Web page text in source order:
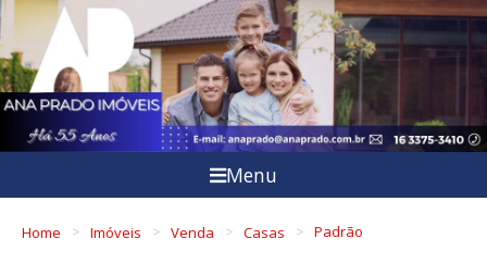
Menu
Home Imóveis Venda Casas Padrão